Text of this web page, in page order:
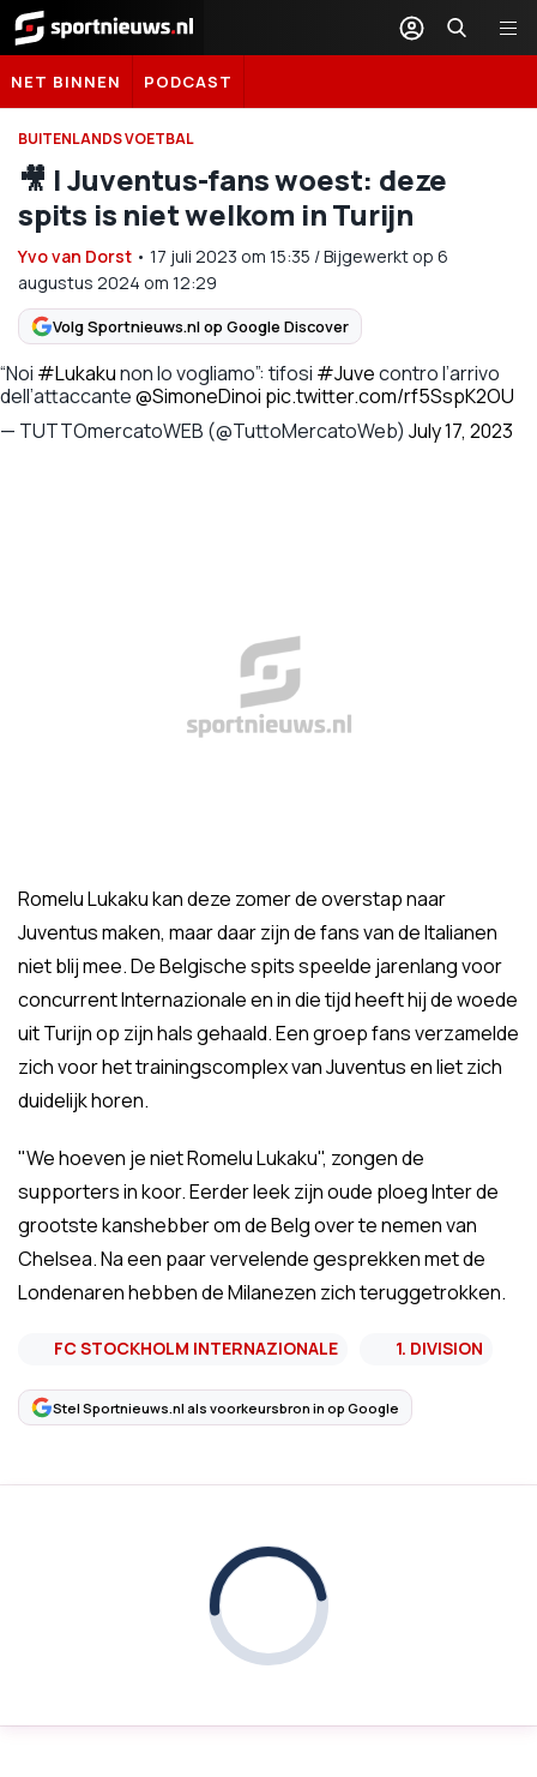
Sportnieuws.nl
NET BINNEN PODCAST
BUITENLANDS VOETBAL
🎥 | Juventus-fans woest: deze
spits is niet welkom in Turijn
Yvo van Dorst • 17 juli 2023 om 15:35 /Bijgewerkt op 6
augustus 2024 om 12:29
Volg Sportnieuws.nl op Google Discover
“Noi #Lukakunon lo vogliamo”: tifosi #Juvecontro l’arrivo
dell’attaccante@SimoneDinoi pic.twitter.com/rf5SspK2OU
— TUTTOmercatoWEB (@TuttoMercatoWeb) July 17, 2023
Romelu Lukaku kan deze zomer de overstap naar
Juventus maken, maar daar zijn de fans van de Italianen
niet blij mee. De Belgische spits speelde jarenlang voor
concurrent Internazionale en in die tijd heeft hij de woede
uit Turijn op zijn hals gehaald. Een groep fans verzamelde
zich voor het trainingscomplex van Juventus en liet zich
duidelijk horen.
"We hoeven je niet Romelu Lukaku", zongen de
supporters in koor. Eerder leek zijn oude ploeg Inter de
grootste kanshebber om de Belg over te nemen van
Chelsea. Na een paar vervelende gesprekken met de
Londenaren hebben de Milanezen zich teruggetrokken.
FC STOCKHOLM INTERNAZIONALE 1. DIVISION
Stel Sportnieuws.nl als voorkeursbron in op Google